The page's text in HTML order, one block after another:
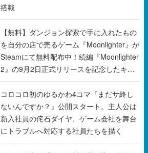
を自分の店で売るゲーム『Moonlighter』が
Steamにて無料配布中！続編『Moonlighter
2』の9月2日正式リリースを記念したキャ
ンペーン
コロコロ初のゆるかわ4コマ『まだサ終し
ないんですか？』公開スタート。主人公は
新入社員の侘石ダイヤ、ゲーム会社を舞台
にトラブルへ対応する社員たちを描く
ゴッホの名画『ローヌ川の星月夜』をあし
らった傘やトートバッグなどが登場。8月7
日21時より2日間限定で予約販売